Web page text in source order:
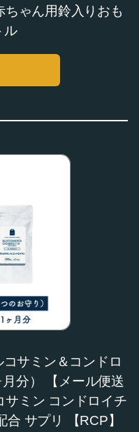
ちゃん用鈴入りおも
ル
コサミン＆コンドロ
分） 【メール便送
ミン コンドロイチ
サプリ 【RCP】